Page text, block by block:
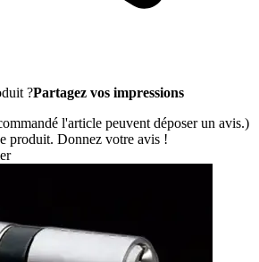
?Partagez vos impressions
l'article peuvent déposer un avis.)
produit. Donnez votre avis !